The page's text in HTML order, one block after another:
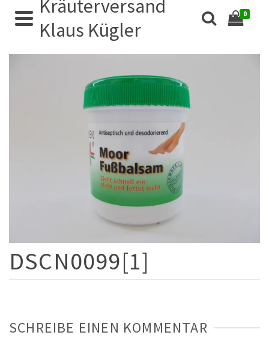
Kräuterversand
Klaus Kügler
0
DSCN0099[1]
SCHREIBE EINEN KOMMENTAR